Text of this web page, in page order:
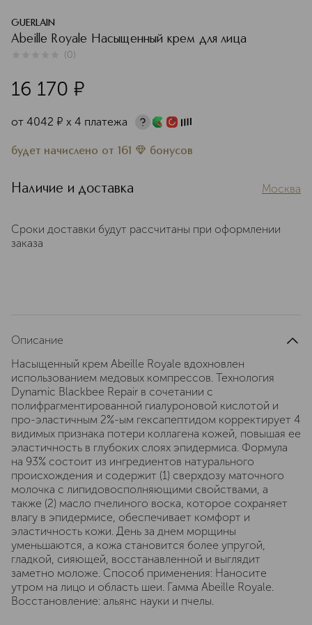
GUERLAIN
Abeille Royale Насыщенный крем для лица
(0)
16 170 ¤
от 4042 ¤ х 4 платежа
будет начислено от 161 бонусов
Наличие и доставка Москва
Сроки доставки будут рассчитаны при оформлении
заказа
Описание
Насыщенный крем Abeille Royale вдохновлен
использованием медовых компрессов. Технология
Dynamic Blackbee Repair в сочетании с
полифрагментированной гиалуроновой кислотой и
про-эластичным 2%-ым гексапептидом корректирует 4
видимых признака потери коллагена кожей, повышая ее
эластичность в глубоких слоях эпидермиса. Формула
на 93% состоит из ингредиентов натурального
происхождения и содержит (1) сверхдозу маточного
молочка с липидовосполняющими свойствами, а
также (2) масло пчелиного воска, которое сохраняет
влагу в эпидермисе, обеспечивает комфорт и
эластичность кожи. День за днем ​​морщины
уменьшаются, а кожа становится более упругой,
гладкой, сияющей, восстанавленной и выглядит
заметно моложе. Способ применения: Наносите
утром на лицо и область шеи. Гамма Abeille Royale.
Восстановление: альянс науки и пчелы.